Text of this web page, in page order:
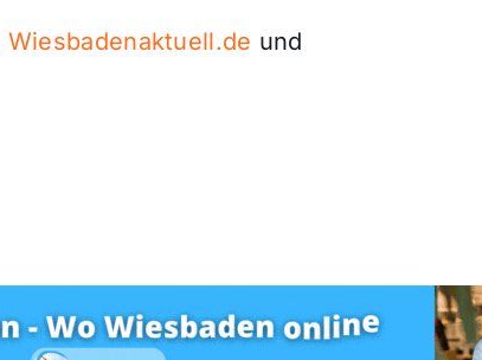
Wiesbadenaktuell.de und